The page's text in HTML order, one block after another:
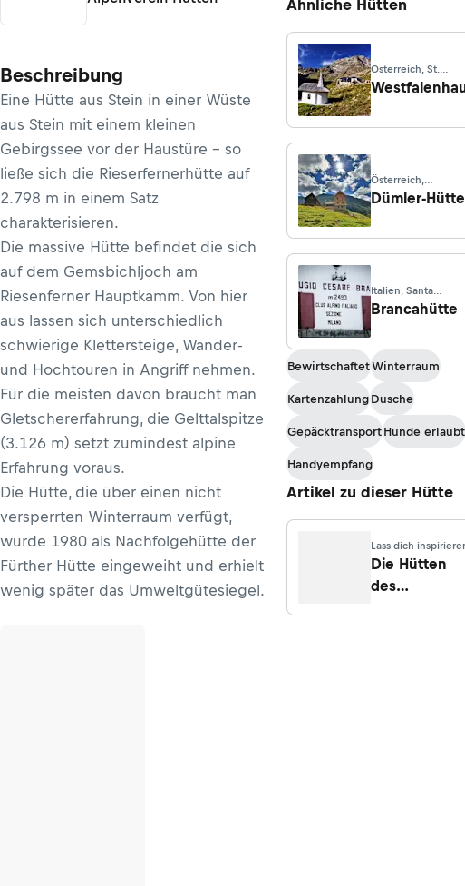
Beschreibung
Eine Hütte aus Stein in einer Wüste
aus Stein mit einem kleinen
Gebirgssee vor der Haustüre – so
ließe sich die Rieserfernerhütte auf
2.798 m in einem Satz
charakterisieren.
Die massive Hütte befindet die sich
auf dem Gemsbichljoch am
Riesenferner Hauptkamm. Von hier
aus lassen sich unterschiedlich
schwierige Klettersteige, Wander-
und Hochtouren in Angriff nehmen.
Für die meisten davon braucht man
Gletschererfahrung, die Gelttalspitze
(3.126 m) setzt zumindest alpine
Erfahrung voraus.
Die Hütte, die über einen nicht
versperrten Winterraum verfügt,
wurde 1980 als Nachfolgehütte der
Fürther Hütte eingeweiht und erhielt
wenig später das Umweltgütesiegel.
Ähnliche Hütten
Österreich, St.
Sigmund im
Österreich,
Roßleithen
Dümler-Hütte
Italien, Santa
Caterina Valfurva
Brancahütte
BewirtschaftetWinterraum
Kartenzahlung Dusche
Gepäcktransport Hunde erlaubt
Handyempfang
Artikel zu dieser Hütte
Lass dich
Die Hütten
des